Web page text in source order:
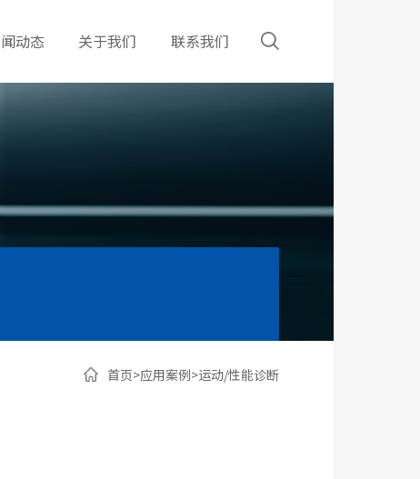
动态 关于我们 联系我们
首页>应用案例>运动/性能诊断